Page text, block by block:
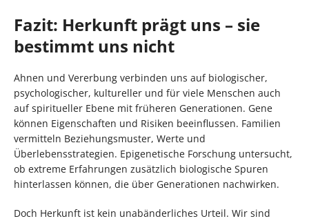
Fazit: Herkunft prägt uns – sie
bestimmt uns nicht
Ahnen und Vererbung verbinden uns auf biologischer,
psychologischer, kultureller und für viele Menschen auch
auf spiritueller Ebene mit früheren Generationen. Gene
können Eigenschaften und Risiken beeinflussen. Familien
vermitteln Beziehungsmuster, Werte und
Überlebensstrategien. Epigenetische Forschung untersucht,
ob extreme Erfahrungen zusätzlich biologische Spuren
hinterlassen können, die über Generationen nachwirken.
Doch Herkunft ist kein unabänderliches Urteil. Wir sind